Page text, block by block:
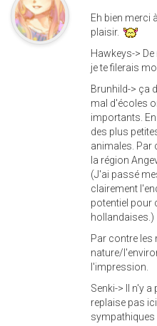
Eh bien merci
plaisir.
Hawkeys-> De
je te filerais
Brunhild-> ça
mal d'écoles
importants.
des plus
animales. Par
la région
(J'ai passé
clairement
potentiel pour
hollandaises.)
Par contre les
nature/
l'impression.
Senki-> Il n'y
replaise pas
sympathiques